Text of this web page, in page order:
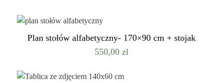
Plan stołów alfabetyczny- 170×90 cm + stojak
550,00 zł